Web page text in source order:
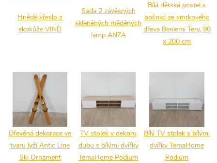
Hnědé křeslo z
ekokůže VIND
Sada 2 závěsných
skleněných měděných
lamp ANZA
Bílá dětská postel s
bočnicí ze smrkového
dřeva Benlemi Tery, 90
x 200 cm
Dřevěná dekorace ve
tvaru lyží Antic Line
Ski Ornament
TV stolek v dekoru
dubu s bílými dvířky
TemaHome Podium
Bílý TV stolek s bílými
dvířky TemaHome
Podium